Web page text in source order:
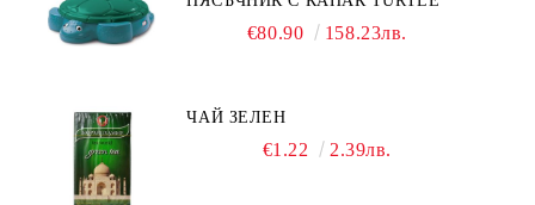
€80.90 158.23лв.
ЧАЙ ЗЕЛЕН
€1.22 2.39лв.